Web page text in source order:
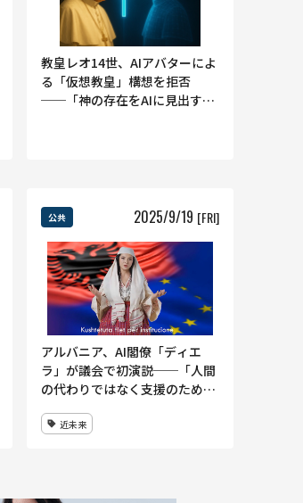
教皇レオ14世、AIアバターによ
る「仮想教皇」構想を拒否
──「神の存在をAIに見出すの
公共 2025/9/19 [FRI]
アルバニア、AI閣僚「ディエ
ラ」が議会で初演説──「人間
の代わりではなく支援のため
近未来